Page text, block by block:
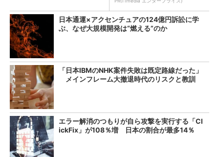
日本通運×アクセンチュアの124億円訴訟に学
ぶ、なぜ大規模開発は“燃える”のか
「日本IBMのNHK案件失敗は既定路線だった」
メインフレーム大撤退時代のリスクと教訓
エラー解消のつもりが自ら攻撃を実行する「Cl
ickFix」が108％増 日本の割合が最多14％